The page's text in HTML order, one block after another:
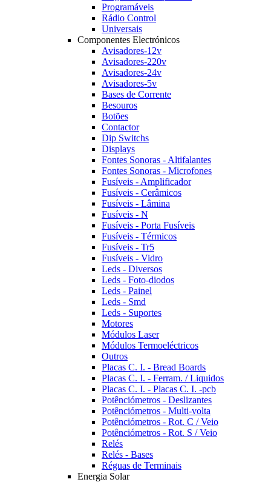
Programáveis
Rádio Control
Universais
Componentes Electrónicos
Avisadores-12v
Avisadores-220v
Avisadores-24v
Avisadores-5v
Bases de Corrente
Besouros
Botões
Contactor
Dip Switchs
Displays
Fontes Sonoras - Altifalantes
Fontes Sonoras - Microfones
Fusíveis - Amplificador
Fusíveis - Cerâmicos
Fusíveis - Lâmina
Fusíveis - N
Fusíveis - Porta Fusíveis
Fusíveis - Térmicos
Fusíveis - Tr5
Fusíveis - Vidro
Leds - Diversos
Leds - Foto-diodos
Leds - Painel
Leds - Smd
Leds - Suportes
Motores
Módulos Laser
Módulos Termoeléctricos
Outros
Placas C. I. - Bread Boards
Placas C. I. - Ferram. / Liquidos
Placas C. I. - Placas C. I. -pcb
Potênciómetros - Deslizantes
Potênciómetros - Multi-volta
Potênciómetros - Rot. C / Veio
Potênciómetros - Rot. S / Veio
Relés
Relés - Bases
Réguas de Terminais
Energia Solar